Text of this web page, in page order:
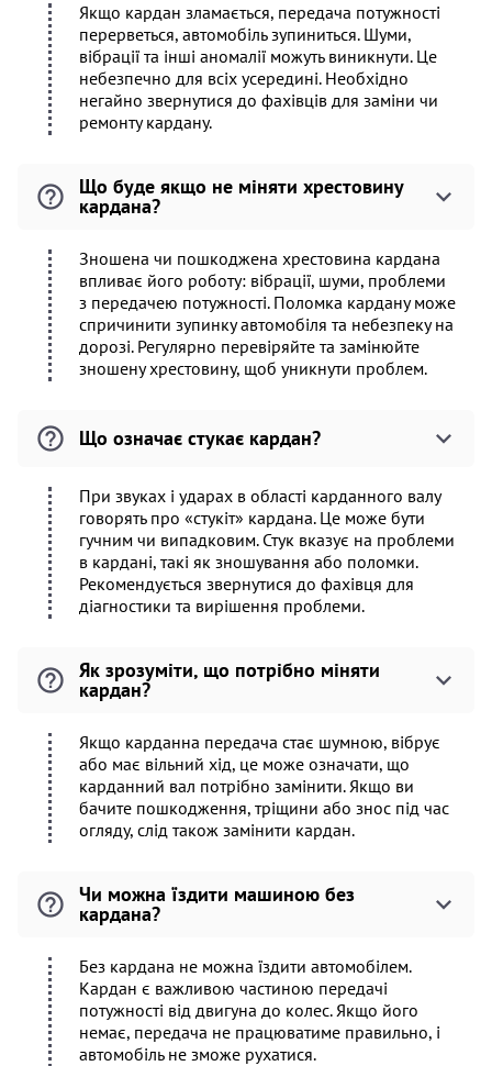
Якщо кардан зламається, передача потужності
перерветься, автомобіль зупиниться. Шуми,
вібрації та інші аномалії можуть виникнути. Це
небезпечно для всіх усередині. Необхідно
негайно звернутися до фахівців для заміни чи
ремонту кардану.
Що буде якщо не міняти хрестовину
кардана?
Зношена чи пошкоджена хрестовина кардана
впливає його роботу: вібрації, шуми, проблеми
з передачею потужності. Поломка кардану може
спричинити зупинку автомобіля та небезпеку на
дорозі. Регулярно перевіряйте та замінюйте
зношену хрестовину, щоб уникнути проблем.
Що означає стукає кардан?
При звуках і ударах в області карданного валу
говорять про «стукіт» кардана. Це може бути
гучним чи випадковим. Стук вказує на проблеми
в кардані, такі як зношування або поломки.
Рекомендується звернутися до фахівця для
діагностики та вирішення проблеми.
Як зрозуміти, що потрібно міняти
кардан?
Якщо карданна передача стає шумною, вібрує
або має вільний хід, це може означати, що
карданний вал потрібно замінити. Якщо ви
бачите пошкодження, тріщини або знос під час
огляду, слід також замінити кардан.
Чи можна їздити машиною без
кардана?
Без кардана не можна їздити автомобілем.
Кардан є важливою частиною передачі
потужності від двигуна до колес. Якщо його
немає, передача не працюватиме правильно, і
автомобіль не зможе рухатися.